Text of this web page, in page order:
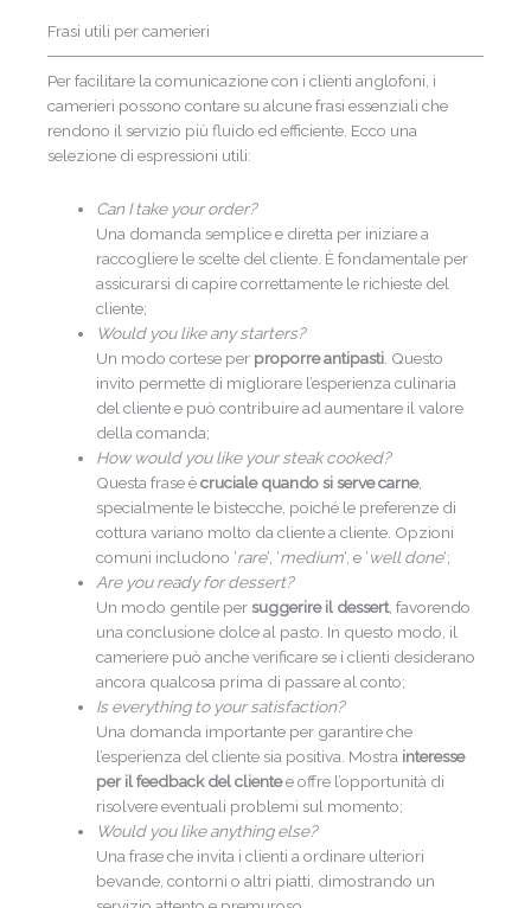
Frasi utili per camerieri
Per facilitare la comunicazione con i clienti anglofoni, i
camerieri possono contare su alcune frasi essenziali che
rendono il servizio più fluido ed efficiente. Ecco una
selezione di espressioni utili:
Can I take your order?
Una domanda semplice e diretta per iniziare a
raccogliere le scelte del cliente. È fondamentale per
assicurarsi di capire correttamente le richieste del
cliente;
Would you like any starters?
Un modo cortese per proporre antipasti. Questo
invito permette di migliorare l’esperienza culinaria
del cliente e può contribuire ad aumentare il valore
della comanda;
How would you like your steak cooked?
Questa frase ècruciale quando si serve carne,
specialmente le bistecche, poiché le preferenze di
cottura variano molto da cliente a cliente. Opzioni
comuni includono ‘rare‘, ‘medium‘, e ‘well done‘;
Are you ready for dessert?
Un modo gentile persuggerire il dessert, favorendo
una conclusione dolce al pasto. In questo modo, il
cameriere può anche verificare se i clienti desiderano
ancora qualcosa prima di passare al conto;
Is everything to your satisfaction?
Una domanda importante per garantire che
l’esperienza del cliente sia positiva. Mostra interesse
per il feedback del clientee offre l’opportunità di
risolvere eventuali problemi sul momento;
Would you like anything else?
Una frase che invita i clienti a ordinare ulteriori
bevande, contorni o altri piatti, dimostrando un